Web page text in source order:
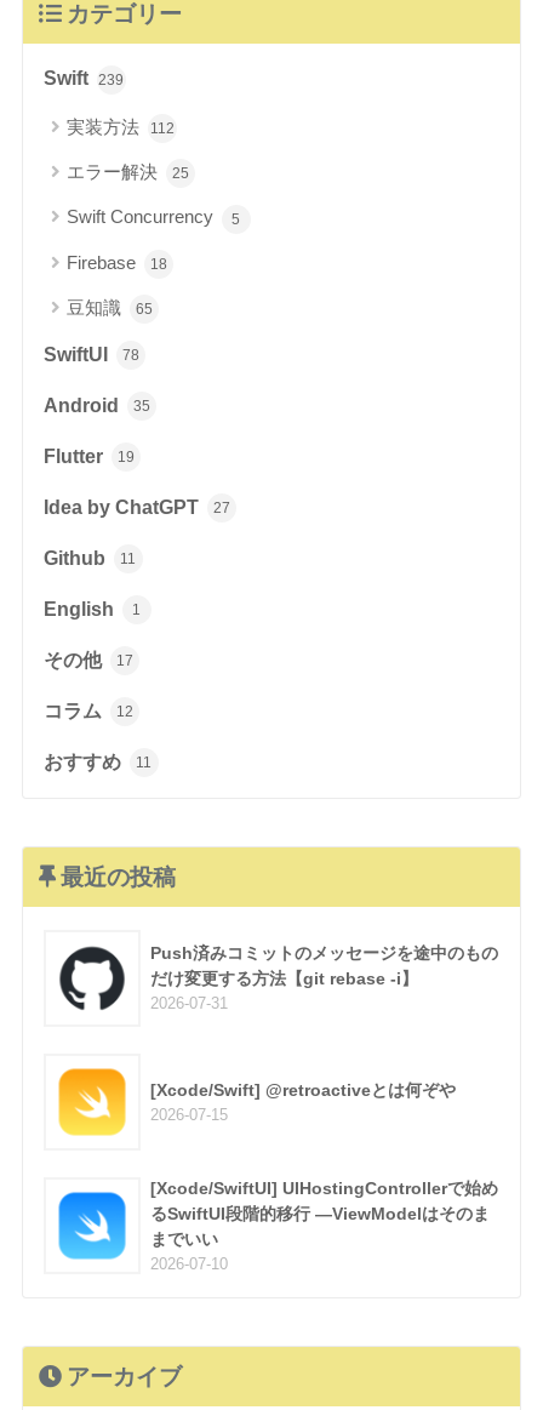
カテゴリー
Swift 239
実装方法 112
エラー解決 25
Swift Concurrency 5
Firebase 18
豆知識 65
SwiftUI 78
Android 35
Flutter 19
Idea by ChatGPT 27
Github 11
English 1
その他 17
コラム 12
おすすめ 11
最近の投稿
Push済みコミットのメッセージを途中のもの
だけ変更する方法【git rebase -i】
2026-07-31
[Xcode/Swift] @retroactiveとは何ぞや
2026-07-15
[Xcode/SwiftUI] UIHostingControllerで始め
るSwiftUI段階的移行 —ViewModelはそのま
までいい
2026-07-10
アーカイブ